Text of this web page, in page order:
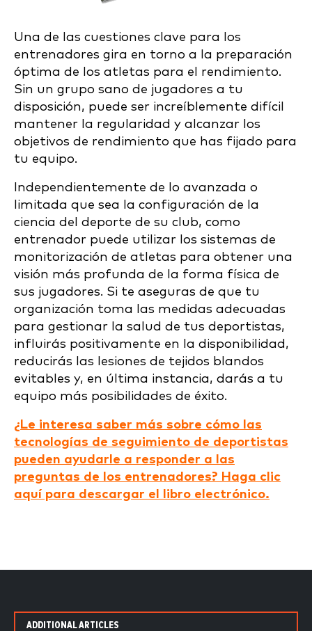
Una de las cuestiones clave para los
entrenadores gira en torno a la preparación
óptima de los atletas para el rendimiento.
Sin un grupo sano de jugadores a tu
disposición, puede ser increíblemente difícil
mantener la regularidad y alcanzar los
objetivos de rendimiento que has fijado para
tu equipo.
Independientemente de lo avanzada o
limitada que sea la configuración de la
ciencia del deporte de su club, como
entrenador puede utilizar los sistemas de
monitorización de atletas para obtener una
visión más profunda de la forma física de
sus jugadores. Si te aseguras de que tu
organización toma las medidas adecuadas
para gestionar la salud de tus deportistas,
influirás positivamente en la disponibilidad,
reducirás las lesiones de tejidos blandos
evitables y, en última instancia, darás a tu
equipo más posibilidades de éxito.
¿Le interesa saber más sobre cómo las
tecnologías de seguimiento de deportistas
pueden ayudarle a responder a las
preguntas de los entrenadores? Haga clic
aquí para descargar el libro electrónico.
ADDITIONAL ARTICLES